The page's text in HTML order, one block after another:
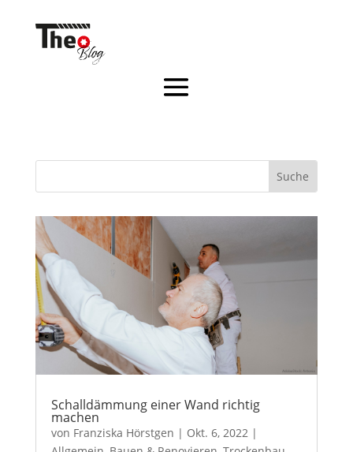
Schalldämmung einer Wand richtig
machen
von Franziska Hörstgen | Okt. 6, 2022|